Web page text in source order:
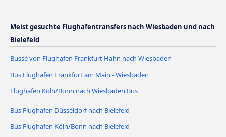
Meist gesuchte Flughafentransfers nach Wiesbaden und nach
Bielefeld
Busse von Flughafen Frankfurt Hahn nach Wiesbaden
Bus Flughafen Frankfurt am Main - Wiesbaden
Flughafen Köln/Bonn nach Wiesbaden Bus
Bus Flughafen Düsseldorf nach Bielefeld
Bus Flughafen Köln/Bonn nach Bielefeld